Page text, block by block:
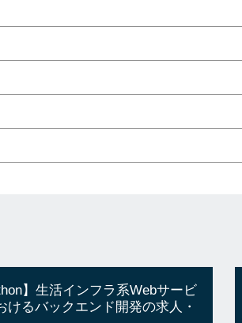
】生活インフラ系Webサービ
けるバックエンド開発の求人・